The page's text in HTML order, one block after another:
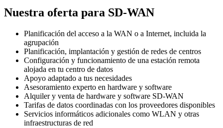
Nuestra oferta para SD-WAN
Planificación del acceso a la WAN o a Internet, incluida la
agrupación
Planificación, implantación y gestión de redes de centros
Configuración y funcionamiento de una estación remota
alojada en tu centro de datos
Apoyo adaptado a tus necesidades
Asesoramiento experto en hardware y software
Alquiler y venta de hardware y software SD-WAN
Tarifas de datos coordinadas con los proveedores disponibles
Servicios informáticos adicionales como WLAN y otras
infraestructuras de red